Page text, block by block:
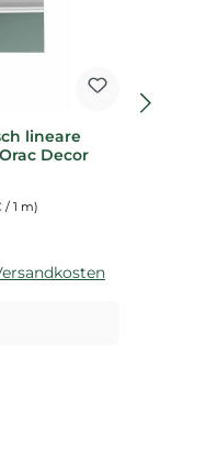
lineare
Decor
/ 1 m)
Preis: